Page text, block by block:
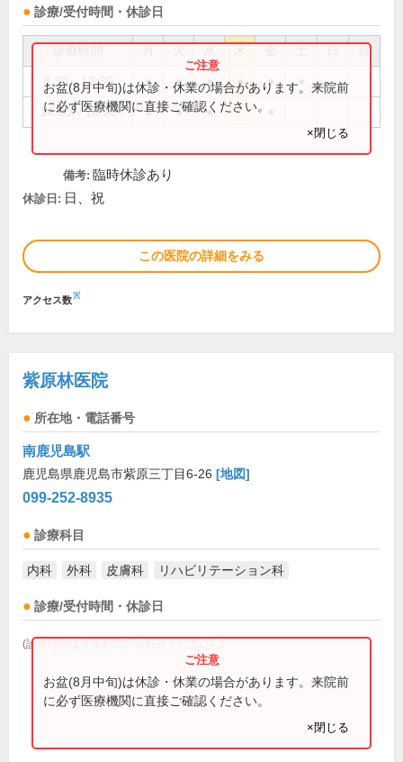
診療/受付時間・休診日
祝
8:30～12:30 ● ● ● ● ●
14:00～18:00 ● ● ●
お盆(8月中旬)は休診・休業の場合があります。来院前
に必ず医療機関に直接ご確認ください。
×閉じる
備考: 臨時休診あり
休診日: 日、祝
この医院の詳細をみる
アクセス数※
紫原林医院
所在地・電話番号
南鹿児島駅
鹿児島県鹿児島市紫原三丁目6-26 [地図]
099-252-8935
診療科目
内科 外科 皮膚科 リハビリテーション科
診療/受付時間・休診日
(診療時間は直接お問い合わせください)
お盆(8月中旬)は休診・休業の場合があります。来院前
に必ず医療機関に直接ご確認ください。
×閉じる